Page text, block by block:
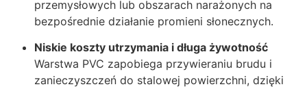
przemysłowych lub obszarach narażonych na
bezpośrednie działanie promieni słonecznych.
Niskie koszty utrzymania i długa żywotność
Warstwa PVC zapobiega przywieraniu brudu i
zanieczyszczeń do stalowej powierzchni, dzięki